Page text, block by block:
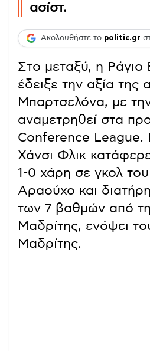
ασίστ.
Ακολουθήστε το politic.gr
Στο μεταξύ, η Ράγιο
έδειξε την αξία της
Μπαρτσελόνα, με
αναμετρηθεί στα
Conference League.
Χάνσι Φλικ
1-0 χάρη σε γκολ
Αραούχο και
των 7 βαθμών από
Μαδρίτης, ενόψει
Μαδρίτης.